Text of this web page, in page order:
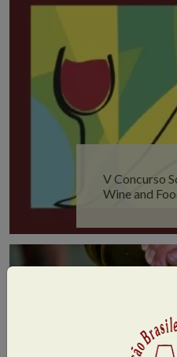
V Concurso
Wine and